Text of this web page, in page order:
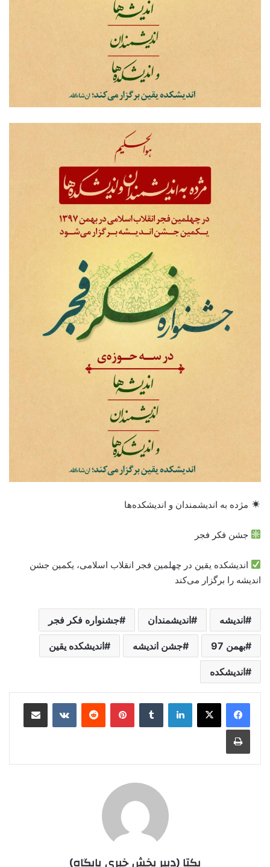
مژده به اندیشمندان و اندیشکده‌ها
جشن فکر فجر
اندیشکده یقین در چهلمین فجر انقلاب اسلامی، یکمین جشن
اندیشه را برگزار می‌کند
اندیشه اندیشمندان جشنواره فکر فجر
بهمن 97 جشن اندیشه اندیشکده یقین
اندیشکده
لینکدین ‫تامبلر ‫پین‌ترست‫رددیت ‫VKontakteاشتراک گذاری از طریق ایمیل
چاپ
یکتا (دبیر بخش خبری پایگاه)